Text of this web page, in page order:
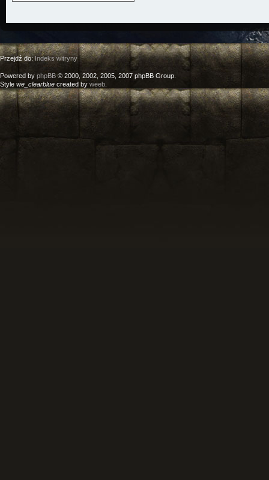
Przejdź do:Indeks witryny
Powered by phpBB © 2000, 2002, 2005, 2007 phpBB Group.
Style we_clearblue created by weeb